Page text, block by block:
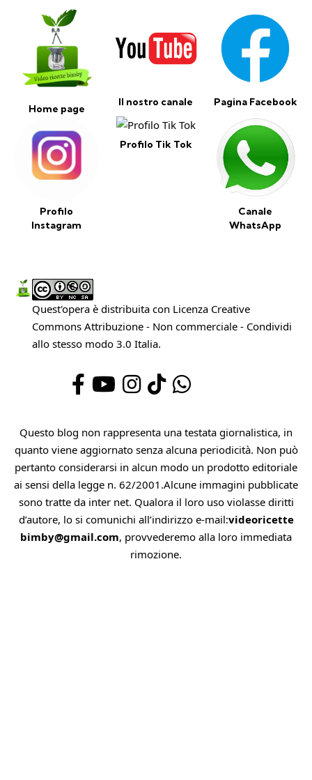
Home page
Il nostro canale Pagina Facebook
Profilo
Instagram
Profilo Tik Tok
Canale
WhatsApp
Quest'opera è distribuita con Licenza Creative
Commons Attribuzione - Non commerciale - Condividi
allo stesso modo 3.0 Italia.
Questo blog non rappresenta una testata giornalistica, in
quanto viene aggiornato senza alcuna periodicità. Non può
pertanto considerarsi in alcun modo un prodotto editoriale
ai sensi della legge n. 62/2001.Alcune immagini pubblicate
sono tratte da inter net. Qualora il loro uso violasse diritti
d’autore, lo si comunichi all’indirizzo e-mail:videoricette
bimby@gmail.com, provvederemo alla loro immediata
rimozione.